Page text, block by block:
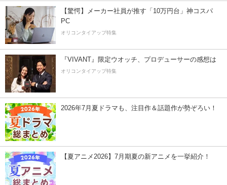
【驚愕】メーカー社員が推す「10万円台」神コスパ
PC
オリコンタイアップ特集
『VIVANT』限定ウオッチ、プロデューサーの感想は
オリコンタイアップ特集
2026年7月夏ドラマも、注目作＆話題作が勢ぞろい！
【夏アニメ2026】7月期夏の新アニメを一挙紹介！